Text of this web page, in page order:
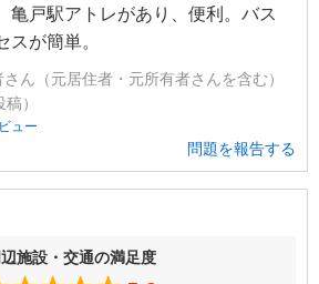
亀戸駅アトレがあり、便利。バス
が簡単。
ん（元居住者・元所有者さんを含む）
）
ュー
問題を報告する
施設・交通の満足度